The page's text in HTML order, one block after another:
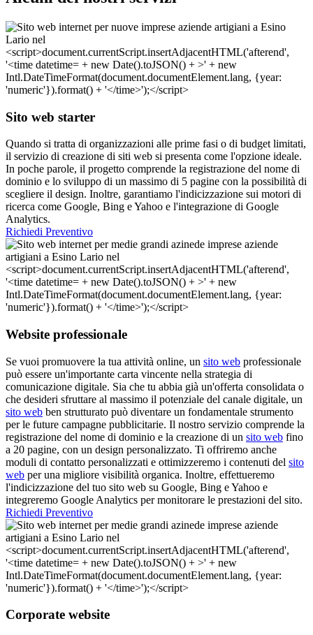
Sito web starter
Quando si tratta di organizzazioni alle prime fasi o di budget limitati,
il servizio di creazione di siti web si presenta come l'opzione ideale.
In poche parole, il progetto comprende la registrazione del nome di
dominio e lo sviluppo di un massimo di 5 pagine con la possibilità di
scegliere il design. Inoltre, garantiamo l'indicizzazione sui motori di
ricerca come Google, Bing e Yahoo e l'integrazione di Google
Analytics.
Richiedi Preventivo
Website professionale
Se vuoi promuovere la tua attività online, un sito web professionale
può essere un'importante carta vincente nella strategia di
comunicazione digitale. Sia che tu abbia già un'offerta consolidata o
che desideri sfruttare al massimo il potenziale del canale digitale, un
sito web ben strutturato può diventare un fondamentale strumento
per le future campagne pubblicitarie. Il nostro servizio comprende la
registrazione del nome di dominio e la creazione di un sito web fino
a 20 pagine, con un design personalizzato. Ti offriremo anche
moduli di contatto personalizzati e ottimizzeremo i contenuti del sito
web per una migliore visibilità organica. Inoltre, effettueremo
l'indicizzazione del tuo sito web su Google, Bing e Yahoo e
integreremo Google Analytics per monitorare le prestazioni del sito.
Richiedi Preventivo
Corporate website